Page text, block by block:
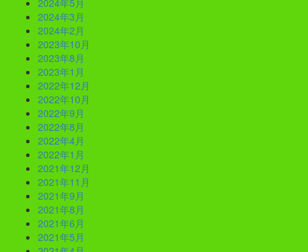
2024年5月
2024年3月
2024年2月
2023年10月
2023年8月
2023年1月
2022年12月
2022年10月
2022年9月
2022年8月
2022年4月
2022年1月
2021年12月
2021年11月
2021年9月
2021年8月
2021年6月
2021年5月